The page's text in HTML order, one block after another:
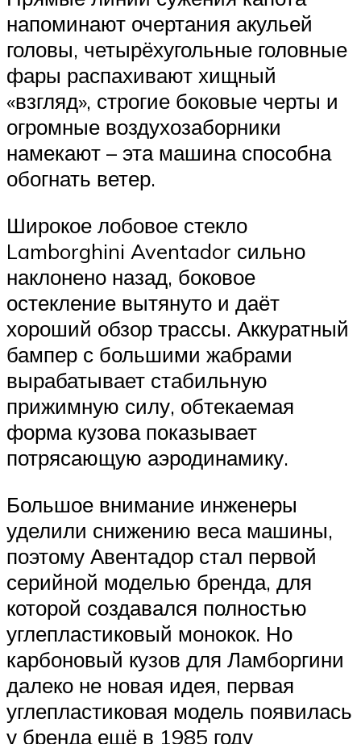
напоминают очертания акульей
головы, четырёхугольные головные
фары распахивают хищный
«взгляд», строгие боковые черты и
огромные воздухозаборники
намекают – эта машина способна
обогнать ветер.
Широкое лобовое стекло
Lamborghini Aventador сильно
наклонено назад, боковое
остекление вытянуто и даёт
хороший обзор трассы. Аккуратный
бампер с большими жабрами
вырабатывает стабильную
прижимную силу, обтекаемая
форма кузова показывает
потрясающую аэродинамику.
Большое внимание инженеры
уделили снижению веса машины,
поэтому Авентадор стал первой
серийной моделью бренда, для
которой создавался полностью
углепластиковый монокок. Но
карбоновый кузов для Ламборгини
далеко не новая идея, первая
углепластиковая модель появилась
у бренда ещё в 1985 году